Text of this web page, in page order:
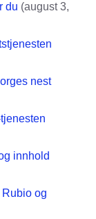
du (august 3,
nest
innhold
og